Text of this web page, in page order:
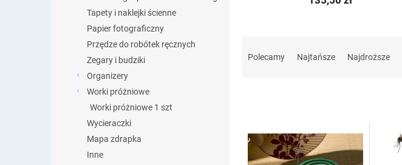
Tapety i naklejki ścienne
Papier fotograficzny
Przędze do robótek ręcznych
Zegary i budziki
Organizery
Worki próżniowe
Worki próżniowe 1 szt
Wycieraczki
Mapa zdrapka
Inne
Polecamy Najtańsze Najdroższe